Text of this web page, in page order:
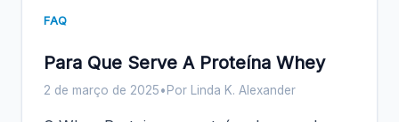
FAQ
Para Que Serve A Proteína Whey
2 de março de 2025• Por Linda K. Alexander